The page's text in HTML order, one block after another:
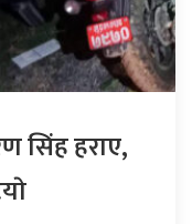
सिंह हराए,